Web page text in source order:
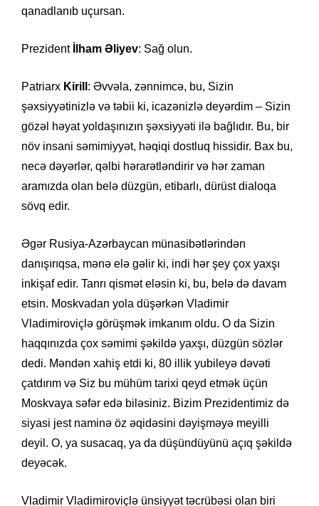
qanadlanıb uçursan.
Prezident İlham Əliyev: Sağ olun.
Patriarx Kirill : Əvvəla, zənnimcə, bu, Sizin
şəxsiyyətinizlə və təbii ki, icazənizlə deyərdim – Sizin
gözəl həyat yoldaşınızın şəxsiyyəti ilə bağlıdır. Bu, bir
növ insani səmimiyyət, həqiqi dostluq hissidir. Bax bu,
necə dəyərlər, qəlbi hərarətləndirir və hər zaman
aramızda olan belə düzgün, etibarlı, dürüst dialoqa
sövq edir.
Əgər Rusiya-Azərbaycan münasibətlərindən
danışırıqsa, mənə elə gəlir ki, indi hər şey çox yaxşı
inkişaf edir. Tanrı qismət eləsin ki, bu, belə də davam
etsin. Moskvadan yola düşərkən Vladimir
Vladimiroviçlə görüşmək imkanım oldu. O da Sizin
haqqınızda çox səmimi şəkildə yaxşı, düzgün sözlər
dedi. Məndən xahiş etdi ki, 80 illik yubileyə dəvəti
çatdırım və Siz bu mühüm tarixi qeyd etmək üçün
Moskvaya səfər edə biləsiniz. Bizim Prezidentimiz də
siyasi jest naminə öz əqidəsini dəyişməyə meyilli
deyil. O, ya susacaq, ya da düşündüyünü açıq şəkildə
deyəcək.
Vladimir Vladimiroviçlə ünsiyyət təcrübəsi olan biri